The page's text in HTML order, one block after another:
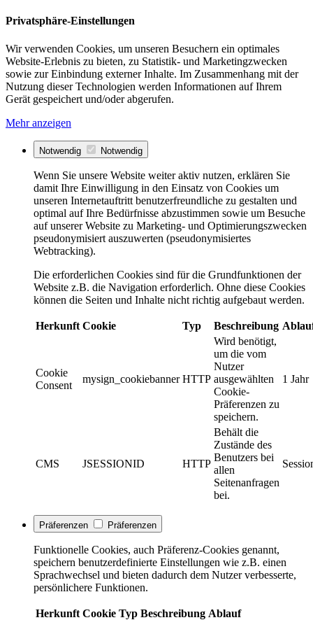
Privatsphäre-Einstellungen
Wir verwenden Cookies, um unseren Besuchern ein optimales
Website-Erlebnis zu bieten, zu Statistik- und Marketingzwecken
sowie zur Einbindung externer Inhalte. Im Zusammenhang mit der
Nutzung dieser Technologien werden Informationen auf Ihrem
Gerät gespeichert und/oder abgerufen.
Mehr anzeigen
Notwendig Notwendig
Wenn Sie unsere Website weiter aktiv nutzen, erklären Sie
damit Ihre Einwilligung in den Einsatz von Cookies um
unseren Internetauftritt benutzerfreundliche zu gestalten und
optimal auf Ihre Bedürfnisse abzustimmen sowie um Besuche
auf unserer Website zu Marketing- und Optimierungszwecken
pseudonymisiert auszuwerten (pseudonymisiertes
Webtracking).
Die erforderlichen Cookies sind für die Grundfunktionen der
Website z.B. die Navigation erforderlich. Ohne diese Cookies
können die Seiten und Inhalte nicht richtig aufgebaut werden.
Herkunft Cookie Typ Beschreibung
Cookie
Consent
mysign_cookiebanner HTTP
Wird benötigt,
um die vom
Nutzer
ausgewählten
Cookie-
Präferenzen zu
speichern.
1 Jahr
CMS JSESSIONID HTTP
Behält die
Zustände des
Benutzers bei
allen
Seitenanfragen
bei.
Präferenzen Präferenzen
Funktionelle Cookies, auch Präferenz-Cookies genannt,
speichern benutzerdefinierte Einstellungen wie z.B. einen
Sprachwechsel und bieten dadurch dem Nutzer verbesserte,
persönlichere Funktionen.
Herkunft Cookie Typ Beschreibung Ablauf